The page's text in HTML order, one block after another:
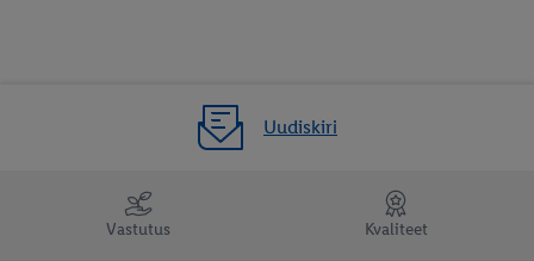
Uudiskiri
Vastutus Kvaliteet